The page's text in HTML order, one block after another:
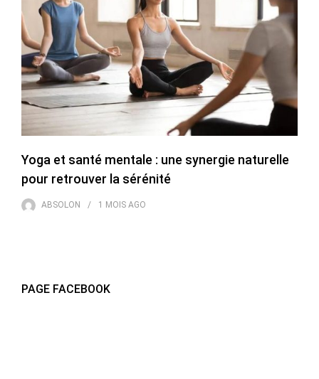
Yoga et santé mentale : une synergie naturelle
pour retrouver la sérénité
ABSOLON 1 MOIS AGO
PAGE FACEBOOK